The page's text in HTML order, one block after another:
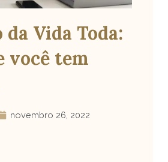
da Vida Toda:
você tem
novembro 26, 2022